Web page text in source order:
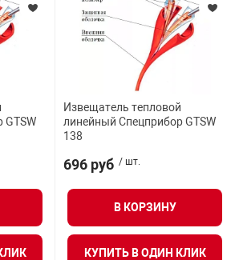
Извещатель тепловой
линейный Спецприбор GTSW
138
696 руб / шт.
В КОРЗИНУ
КУПИТЬ В ОДИН КЛИК